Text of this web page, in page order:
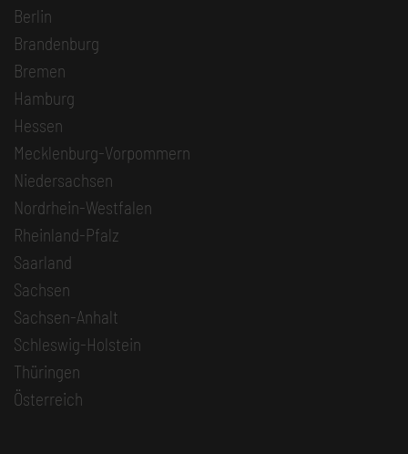
Berlin
Brandenburg
Bremen
Hamburg
Hessen
Mecklenburg-Vorpommern
Niedersachsen
Nordrhein-Westfalen
Rheinland-Pfalz
Saarland
Sachsen
Sachsen-Anhalt
Schleswig-Holstein
Thüringen
Österreich